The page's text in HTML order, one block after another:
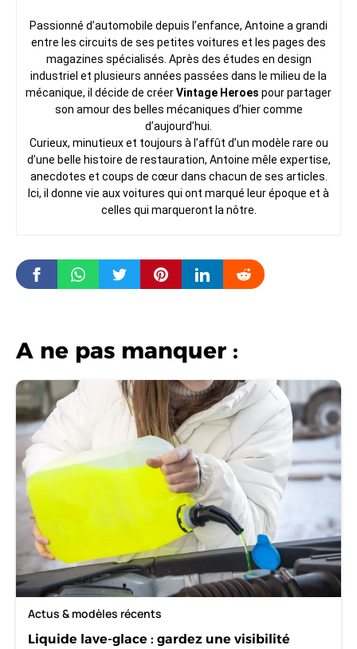
Passionné d’automobile depuis l’enfance, Antoine a grandi
entre les circuits de ses petites voitures et les pages des
magazines spécialisés. Après des études en design
industriel et plusieurs années passées dans le milieu de la
mécanique, il décide de créerVintage Heroes pour partager
son amour des belles mécaniques d’hier comme
d’aujourd’hui.
Curieux, minutieux et toujours à l’affût d’un modèle rare ou
d’une belle histoire de restauration, Antoine mêle expertise,
anecdotes et coups de cœur dans chacun de ses articles.
Ici, il donne vie aux voitures qui ont marqué leur époque et à
celles qui marqueront la nôtre.
A ne pas manquer :
Actus & modèles récents
Liquide lave-glace : gardez une visibilité